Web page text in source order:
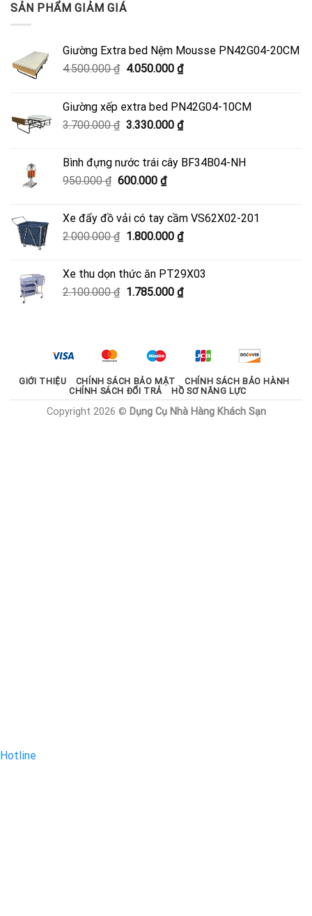
SẢN PHẨM GIẢM GIÁ
Giường Extra bed Nệm Mousse PN42G04-20CM
4.500.000₫ Giá
4.500.000 ₫.
4.050.000 ₫Giá
là:
4.050.000 ₫.
Giường xếp extra bed PN42G04-10CM
3.700.000₫ Giá
3.700.000 ₫.
3.330.000 ₫Giá
là:
Bình đựng nước trái cây BF34B04-NH
950.000₫ Giá
950.000 ₫.
600.000 ₫Giá
là:
600.000 ₫.
Xe đẩy đồ vải có tay cầm VS62X02-201
2.000.000₫ Giá
2.000.000 ₫.
1.800.000 ₫Giá
là:
1.800.000 ₫.
Xe thu dọn thức ăn PT29X03
2.100.000₫ Giá
1.785.000 ₫Giá
1.785.000 ₫.
GIỚI THIỆU CHÍNH SÁCH BẢO MẬT
CHÍNH SÁCH BẢO HÀNH
CHÍNH SÁCH ĐỔI TRẢ
HỒ SƠ NĂNG LỰC
Copyright 2026 © Dụng Cụ Nhà Hàng Khách Sạn
Hotline